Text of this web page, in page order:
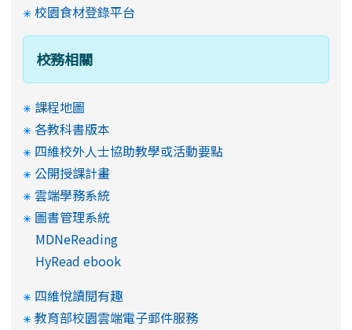
校園食材登錄平台
校務相關
課程地圖
各教科書版本
四維校外人士協助教學或活動要點
公開授課計畫
雲端學務系統
圖書管理系統
MDNeReading
HyRead ebook
四維悅讀閱有趣
教育部校園雲端電子郵件服務